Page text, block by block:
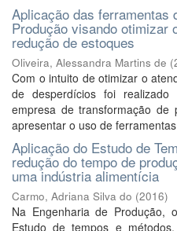
Aplicação das ferramentas
Produção visando otimizar
redução de estoques
Oliveira, Alessandra Martins de (
Com o intuito de otimizar o
de desperdícios foi
empresa de transformação
apresentar o uso de
Aplicação do Estudo de
redução do tempo de
uma indústria alimentícia
Carmo, Adriana Silva do (2016)
Na Engenharia de Produção,
Estudo de tempos e